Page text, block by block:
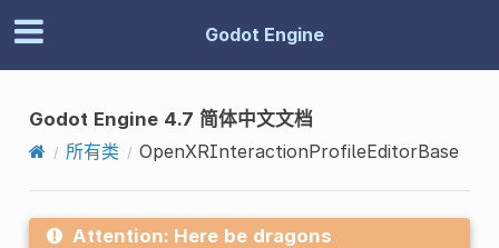
Godot Engine
Godot Engine 4.7 简体中文文档
所有类
OpenXRInteractionProfileEditorBase
Attention: Here be dragons